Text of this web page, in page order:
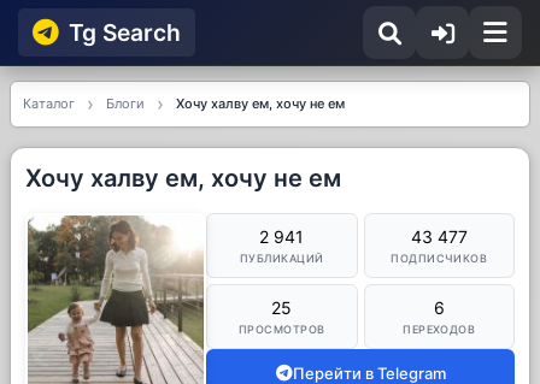
Tg Searсh
Каталог Блоги Хочу халву ем, хочу не ем
Хочу халву ем, хочу не ем
2 941
ПУБЛИКАЦИЙ
43 477
ПОДПИСЧИКОВ
25
ПРОСМОТРОВ
6
ПЕРЕХОДОВ
Перейти в Telegram